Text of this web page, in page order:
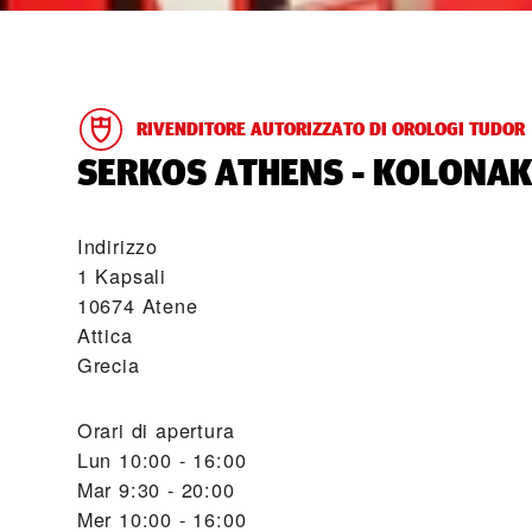
RIVENDITORE AUTORIZZATO DI OROLOGI TUDOR
‭SERKOS ATHENS -
Indirizzo
1 Kapsali
10674 Atene
Attica
Grecia
Orari di apertura
Lun 10:00 - 16:00
Mar 9:30 - 20:00
Mer 10:00 - 16:00